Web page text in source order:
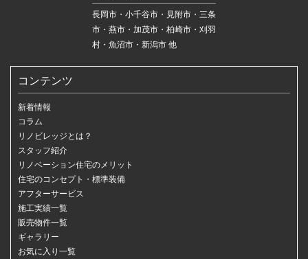
長岡市・小千谷市・見附市・三条
市・燕市・加茂市・柏崎市・刈羽
村・魚沼市・新潟市 他
コンテンツ
新着情報
コラム
リノビレッジとは？
スタッフ紹介
リノベーション住宅のメリット
住宅のコンセプト・標準装備
アフターサービス
施工実績一覧
販売物件一覧
ギャラリー
お気に入り一覧